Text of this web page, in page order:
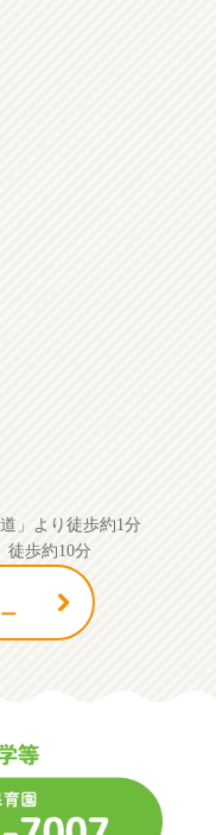
」より徒歩約1分
徒歩約10分